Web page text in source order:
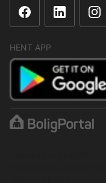
HENT APP